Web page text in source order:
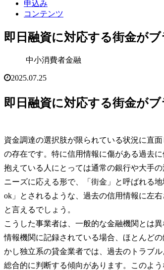
申込み
コンテンツ
即日融資に対応する街金が
中小消費者金融
2025.07.25
即日融資に対応する街金が
資金調達の選択肢が限られている状況に直
の存在です。特に信用情報に傷がある過去
抱えている人にとっては通常の銀行や大手
ニーズに応える形で、「街金」と呼ばれる
ok」とされるような、過去の信用情報に左
と言えるでしょう。
こうした事業者は、一般的な金融機関とは
情報機関に記録されている場合、ほとんど
かし独立系の貸金業者では、過去のトラブ
総合的に判断する傾向があります。このよ